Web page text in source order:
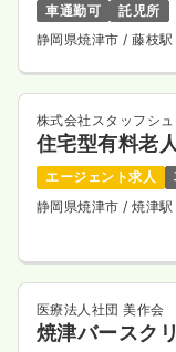
2交代（常勤）
給与 34.0万円/月
※経験5年の例
時間 8:30～17:30
4週8休以上
担当
月給35万円以上可
気に
3交代（常勤）
給与 34.0万円/月
車通勤可
託児所
静岡県焼津市/ 藤枝
株式会社スタッフシ
住宅型有料老
エージェント求人
静岡県焼津市 / 焼津
医療法人社団 美作会
焼津バースク